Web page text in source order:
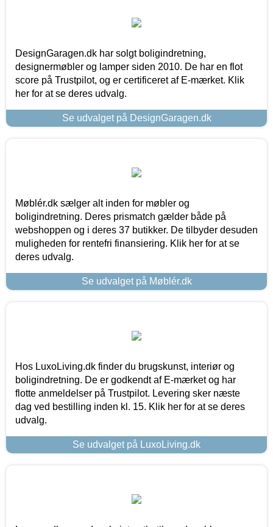
DesignGaragen.dk har solgt boligindretning,
designermøbler og lamper siden 2010. De har en flot
score på Trustpilot, og er certificeret af E-mærket. Klik
her for at se deres udvalg.
Se udvalget på DesignGaragen.dk
Møblér.dk sælger alt inden for møbler og
boligindretning. Deres prismatch gælder både på
webshoppen og i deres 37 butikker. De tilbyder desuden
muligheden for rentefri finansiering. Klik her for at se
deres udvalg.
Se udvalget på Møblér.dk
Hos LuxoLiving.dk finder du brugskunst, interiør og
boligindretning. De er godkendt af E-mærket og har
flotte anmeldelser på Trustpilot. Levering sker næste
dag ved bestilling inden kl. 15. Klik her for at se deres
udvalg.
Se udvalget på LuxoLiving.dk